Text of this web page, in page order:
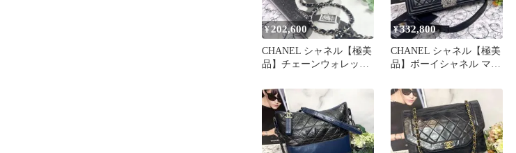
¥202,600
CHANEL シャネル【極美
品】チェーンウォレット
ーン
¥332,800
CHANEL シャネル【極美
品】ボーイシャネル マト